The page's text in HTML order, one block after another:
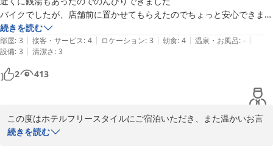
バイクでしたが、店舗前に置かせてもらえたのでちょっと安心できまし
た
続きを読む
部屋: 3 | 接客・サービス: 4 | ロケーション: 3 | 朝食: 4 | 温泉・お風呂: - |
設備: 3 | 清潔さ: 3
2 413
この度はホテルフリースタイルにご宿泊いただき、また温かいお言
葉をお寄せいただき誠にありがとうございます。
続きを読む